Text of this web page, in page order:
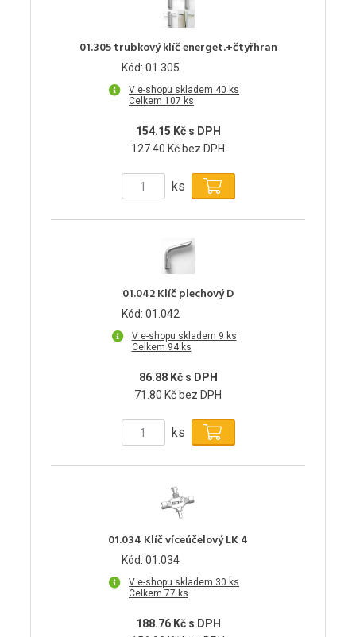
01.305 trubkový klíč energet.+čtyřhran
Kód: 01.305
V e-shopu skladem 40 ks
Celkem 107 ks
154.15 Kč s DPH
127.40 Kč bez DPH
ks
01.042 Klíč plechový D
Kód: 01.042
V e-shopu skladem 9 ks
Celkem 94 ks
86.88 Kč s DPH
71.80 Kč bez DPH
ks
01.034 Klíč víceúčelový LK 4
Kód: 01.034
V e-shopu skladem 30 ks
Celkem 77 ks
188.76 Kč s DPH